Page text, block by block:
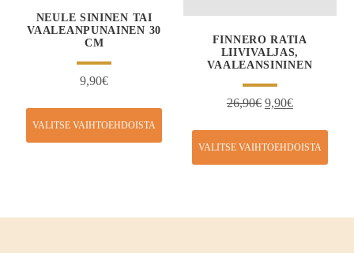
NEULE SININEN TAI
VAALEANPUNAINEN 30
CM
9,90€
VALITSE VAIHTOEHDOISTA
FINNERO RATIA
LIIVIVALJAS,
VAALEANSININEN
26,90€ 9,90€
VALITSE VAIHTOEHDOISTA